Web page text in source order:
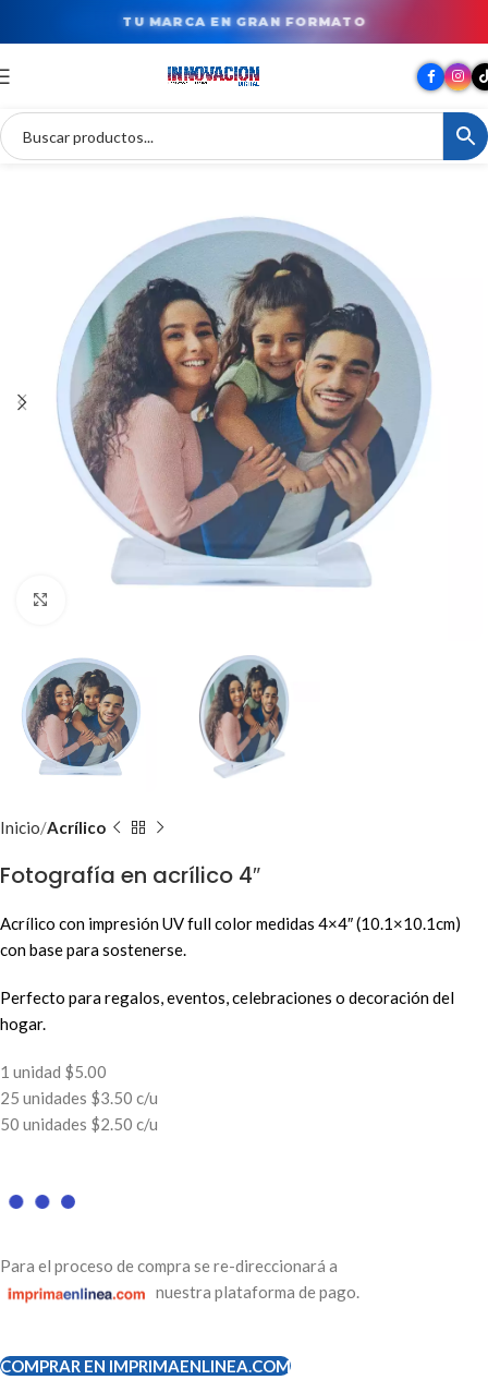
TU MARCA EN GRAN FORMATO
Inicio Acrílico
Fotografía en acrílico 4″
Acrílico con impresión UV full color medidas 4×4″ (10.1×10.1cm)
con base para sostenerse.
Perfecto para regalos, eventos, celebraciones o decoración del
hogar.
1 unidad $5.00
25 unidades $3.50 c/u
50 unidades $2.50 c/u
Para el proceso de compra se re-direccionará a
nuestra plataforma de pago.
COMPRAR EN IMPRIMAENLINEA.COM